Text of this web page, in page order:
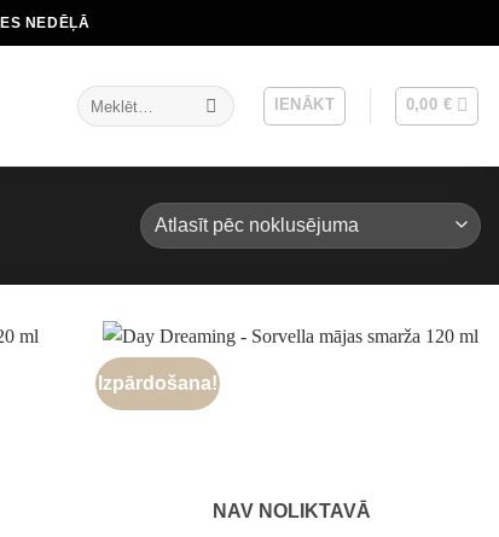
NEDĒĻĀ
Meklēt: IENĀKT 0,00 €
Izpārdošana!
NAV NOLIKTAVĀ